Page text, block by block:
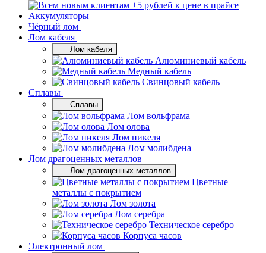
Аккумуляторы
Чёрный лом
Лом кабеля
Лом кабеля
Алюминиевый кабель
Медный кабель
Свинцовый кабель
Сплавы
Сплавы
Лом вольфрама
Лом олова
Лом никеля
Лом молибдена
Лом драгоценных металлов
Лом драгоценных металлов
Цветные
металлы с покрытием
Лом золота
Лом серебра
Техническое серебро
Корпуса часов
Электронный лом